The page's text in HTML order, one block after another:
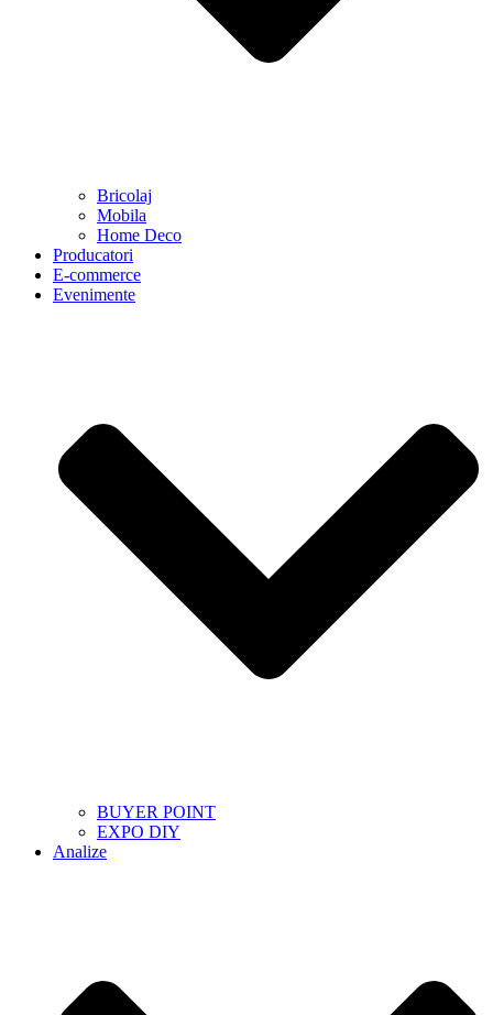
Bricolaj
Mobila
Home Deco
Producatori
E-commerce
Evenimente
BUYER POINT
EXPO DIY
Analize